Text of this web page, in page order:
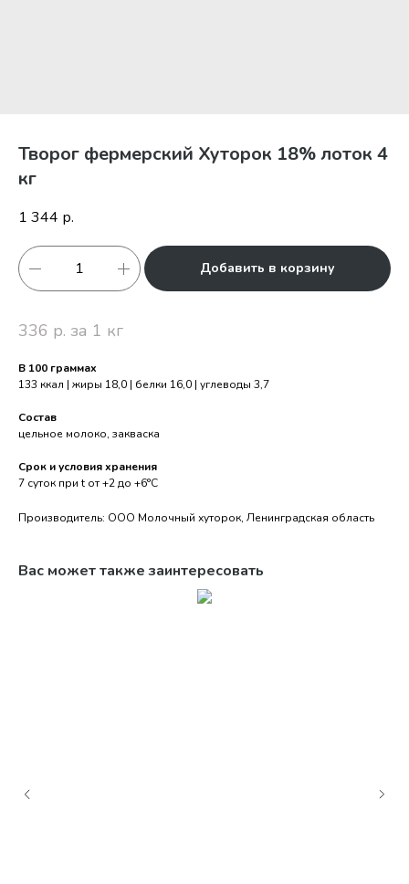
Творог фермерский Хуторок 18% лоток 4
кг
1 344 р.
Добавить в корзину
336 р. за 1 кг
В 100 граммах
133 ккал | жиры 18,0 | белки 16,0 | углеводы 3,7
Состав
цельное молоко, закваска
Срок и условия хранения
7 суток при t от +2 до +6°С
Производитель: ООО Молочный хуторок, Ленинградская область
Вас может также заинтересовать